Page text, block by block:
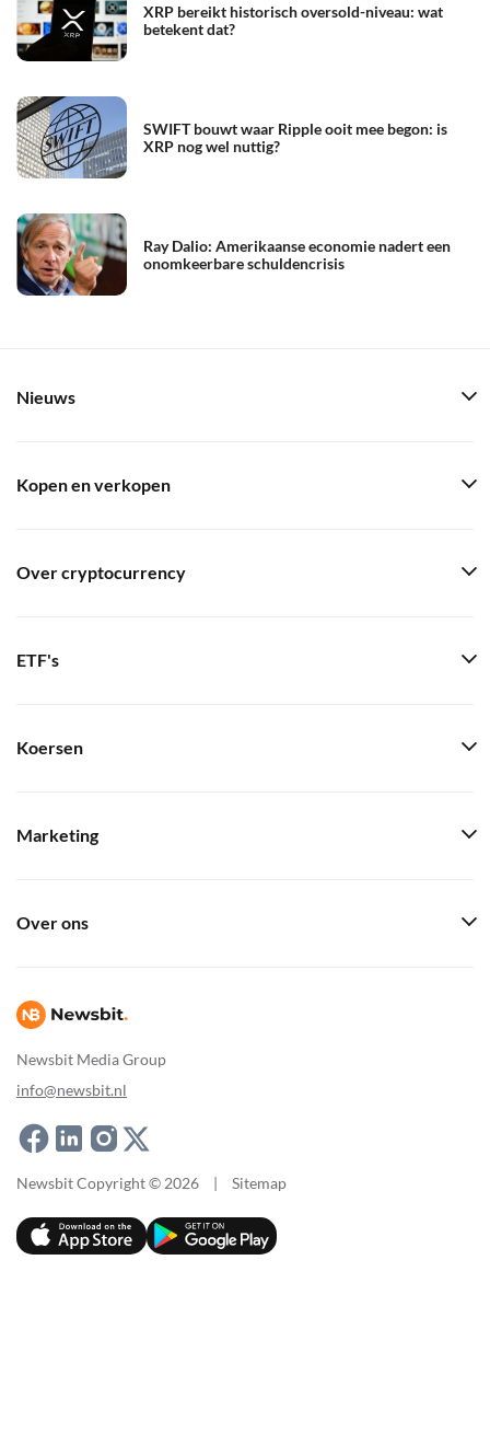
XRP bereikt historisch oversold-niveau: wat
betekent dat?
SWIFT bouwt waar Ripple ooit mee begon: is
XRP nog wel nuttig?
Ray Dalio: Amerikaanse economie nadert een
onomkeerbare schuldencrisis
Newsbit Media Group
info@newsbit.nl
Nieuws
Kopen en verkopen
Over cryptocurrency
ETF's
Koersen
Marketing
Over ons
Newsbit Copyright © 2026 | Sitemap